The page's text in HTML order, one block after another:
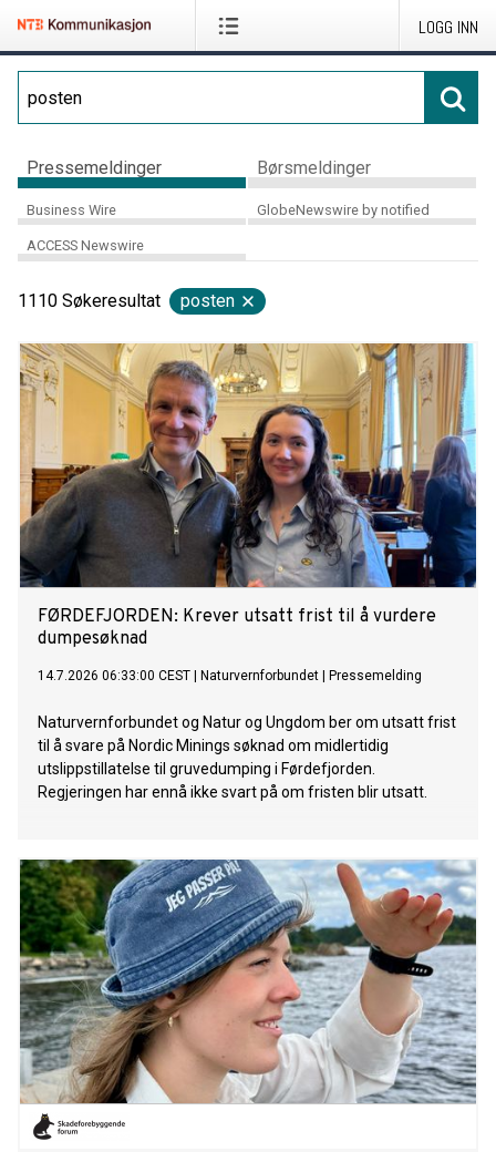
LOGG INN
Pressemeldinger Børsmeldinger
Business Wire GlobeNewswire by notified
ACCESS Newswire
1110 Søkeresultat posten
FØRDEFJORDEN: Krever utsatt frist til å vurdere
dumpesøknad
14.7.2026 06:33:00 CEST Naturvernforbundet Pressemelding
Naturvernforbundet og Natur og Ungdom ber om utsatt frist
til å svare på Nordic Minings søknad om midlertidig
utslippstillatelse til gruvedumping i Førdefjorden.
Regjeringen har ennå ikke svart på om fristen blir utsatt.